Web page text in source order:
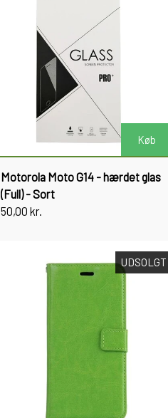
Køb
Motorola Moto G14 - hærdet glas
(Full) - Sort
50,00 kr.
UDSOLGT